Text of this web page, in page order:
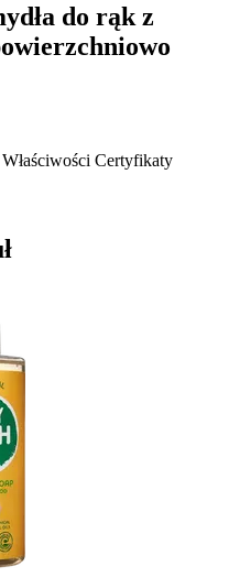
do rąk z
Właściwości Certyfikaty